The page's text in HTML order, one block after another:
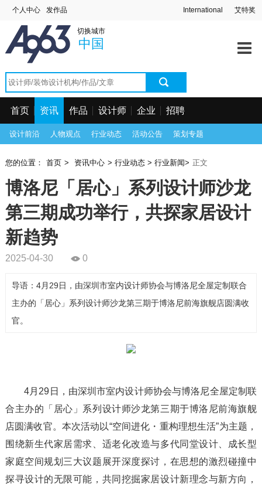
个人中心 发作品 艾特奖
International
切换城市
中国
首页
资讯中心
找设计师
首页 资讯 作品 设计师 企业 招聘
设计前沿 人物观点 行业动态 活动公告 策划专题
您的位置： 首页 > 资讯中心 > 行业动态> 行业新闻> 正文
博洛尼「居心」系列设计师沙龙
第三期成功举行，共探家居设计
新趋势
2025-04-30 0
导语：4月29日，由深圳市室内设计师协会与博洛尼全屋定制联合
主办的「居心」系列设计师沙龙第三期于博洛尼前海旗舰店圆满收
官。
4月29日，由深圳市室内设计师协会与博洛尼全屋定制联
合主办的「居心」系列设计师沙龙第三期于博洛尼前海旗舰
店圆满收官。本次活动以“空间进化・重构理想生活”为主题，
围绕新生代家居需求、适老化改造与多代同堂设计、成长型
家庭空间规划三大议题展开深度探讨，在思想的激烈碰撞中
探寻设计的无限可能，共同挖掘家居设计新理念与新方向，